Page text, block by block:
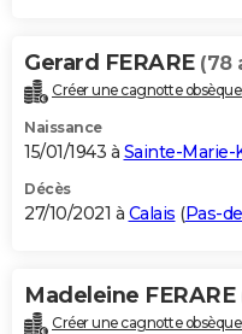
Gerard FERARE (78
Créer une cagnotte
Naissance
15/01/1943 à Sainte-Marie-
Décès
27/10/2021 à Calais (Pas-
Madeleine FERARE
Créer une cagnotte